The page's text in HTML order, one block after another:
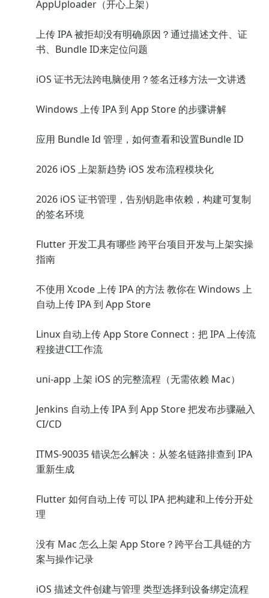
AppUploader（开心上架）
上传 IPA 被拒却没有明确原因？通过描述文件、证
书、Bundle ID来定位问题
iOS 证书无法跨电脑使用？签名迁移方法一文讲透
Windows 上传 IPA 到 App Store 的步骤讲解
应用 Bundle Id 管理，如何查看和设置Bundle ID
2026 iOS 上架新趋势 iOS 发布流程模块化
2026 iOS 证书管理，告别钥匙串依赖，构建可复制
的签名环境
Flutter 开发工具有哪些 跨平台项目开发与上架实操
指南
不使用 Xcode 上传 IPA 的方法 教你在 Windows 上
自动上传 IPA 到 App Store
Linux 自动上传 App Store Connect：把 IPA 上传流
程接进CI工作流
uni-app 上架 iOS 的完整流程（无需依赖 Mac）
Jenkins 自动上传 IPA 到 App Store 把发布步骤融入
CI/CD
ITMS-90035 错误怎么解决：从签名链路排查到 IPA
重新生成
Flutter 如何自动上传 可以 IPA 把构建和上传分开处
理
没有 Mac 怎么上架 App Store？跨平台工具链的方
案与操作记录
iOS 描述文件创建与管理 类型选择到设备绑定流程